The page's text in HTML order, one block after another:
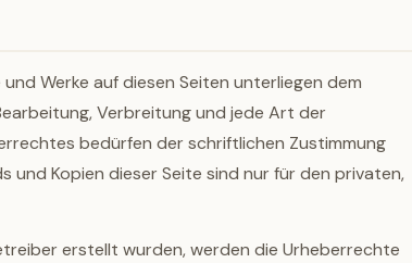
Werke auf diesen Seiten unterliegen dem
Verbreitung und jede Art der
bedürfen der schriftlichen Zustimmung
und Kopien dieser Seite sind nur für den privaten,
erstellt wurden, werden die Urheberrechte